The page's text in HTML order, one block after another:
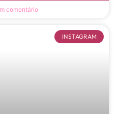
comentário
INSTAGRAM